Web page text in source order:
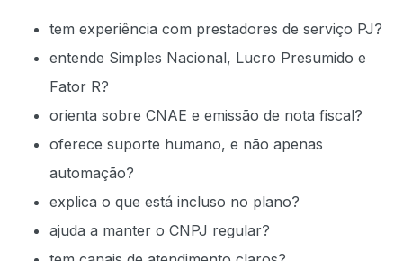
tem experiência com prestadores de serviço PJ?
entende Simples Nacional, Lucro Presumido e
Fator R?
orienta sobre CNAE e emissão de nota fiscal?
oferece suporte humano, e não apenas
automação?
explica o que está incluso no plano?
ajuda a manter o CNPJ regular?